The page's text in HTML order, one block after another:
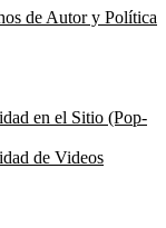
de Autor y Política
en el Sitio (Pop-
de Videos